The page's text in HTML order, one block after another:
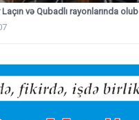
və Qubadlı rayonlarında olub